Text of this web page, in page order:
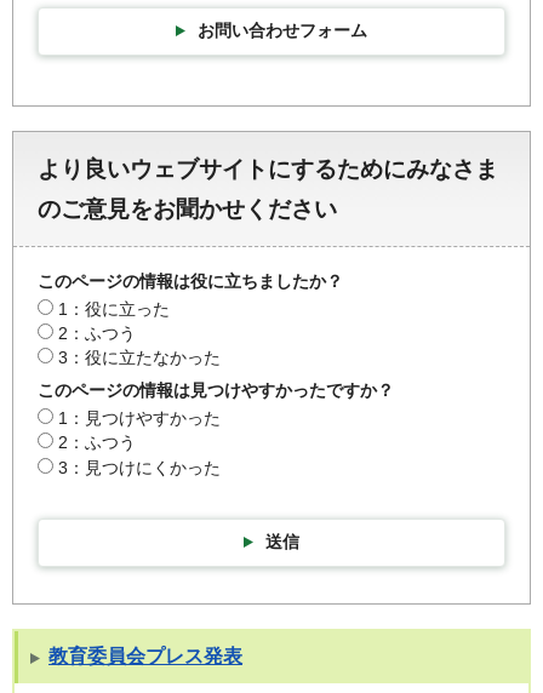
お問い合わせフォーム
より良いウェブサイトにするためにみなさま
のご意見をお聞かせください
このページの情報は役に立ちましたか？
1：役に立った
2：ふつう
3：役に立たなかった
このページの情報は見つけやすかったですか？
1：見つけやすかった
2：ふつう
3：見つけにくかった
送信
教育委員会プレス発表